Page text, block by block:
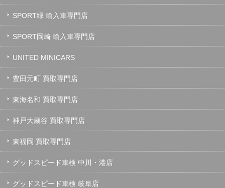
SPORT緑 輸入車専門店
SPORT岡崎 輸入車専門店
UNITED MINICARS
豊田元町 買取専門店
東海名和 買取専門店
神戸大蔵谷 買取専門店
東福岡 買取専門店
グッドスピード車検 中川・港店
グッドスピード車検 岐阜店